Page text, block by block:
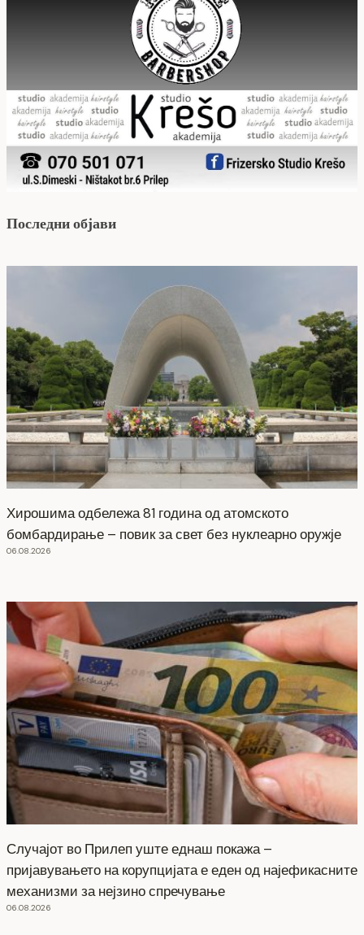
Последни објави
Хирошима одбележа 81 година од атомското
бомбардирање – повик за свет без нуклеарно оружје
06.08.2026
Случајот во Прилеп уште еднаш покажа –
пријавувањето на корупцијата е еден од најефикасните
механизми за нејзино спречување
06.08.2026